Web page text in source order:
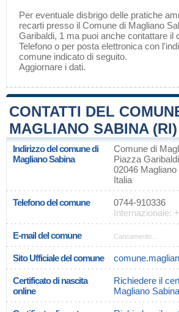
Per eventuale disbrigo delle pratiche
recarti presso il Comune di Magliano
Garibaldi, 1 ma puoi anche contattare il
Telefono o per posta elettronica con
comune indicato di seguito.
Aggiornare i dati.
CONTATTI DEL
MAGLIANO SABINA (RI)
Indirizzo del comune di
Magliano Sabina
Comune di
Piazza
02046
Italia
Telefono del comune
0744-910336
Internazionale:
E-mail del comune Caricamento...
Sito Ufficiale del comune
Certificato di nascita
online
Richiedere il
Magliano Sabina